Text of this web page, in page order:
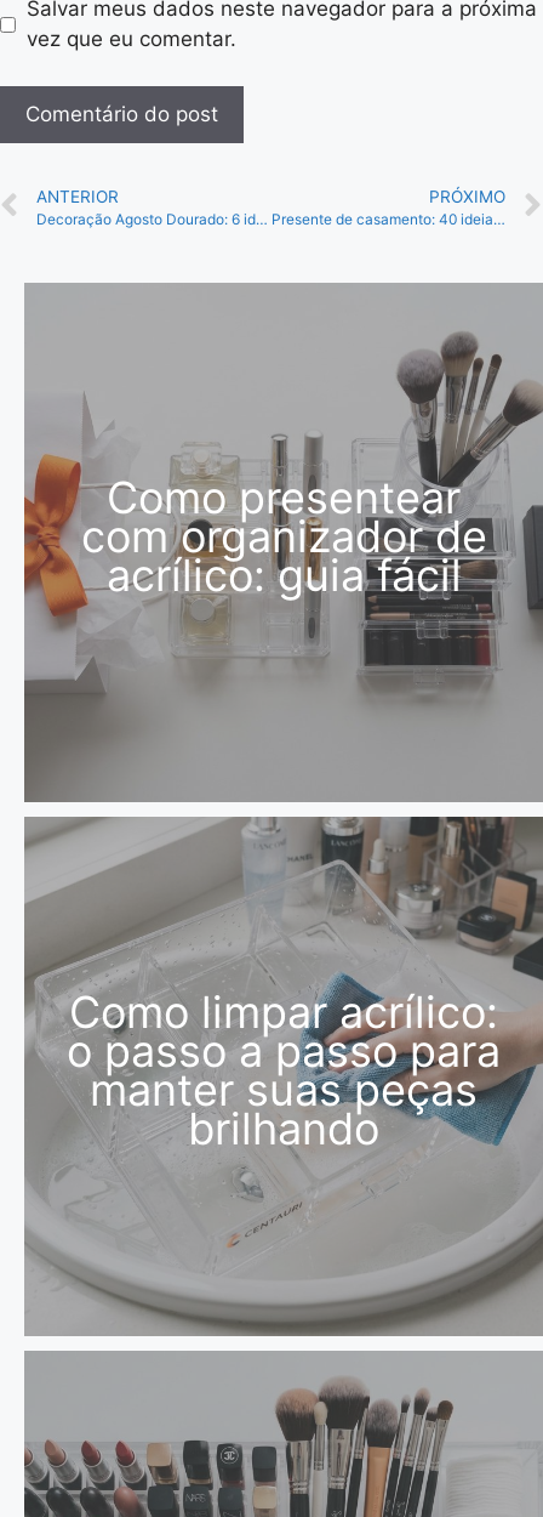
Salvar meus dados neste navegador para a próxima
vez que eu comentar.
ANTERIOR
Decoração Agosto Dourado: 6 ideias simples para fazer
PRÓXIMO
Presente de casamento: 40 ideias que os noivos vão amar
Como presentear
com organizador de
acrílico: guia fácil
Como limpar acrílico:
o passo a passo para
manter suas peças
brilhando